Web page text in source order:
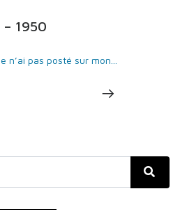
1950
pas posté sur mon...